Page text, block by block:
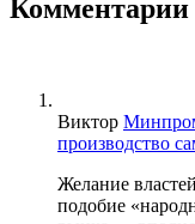
Комментарии
Виктор
производство
Желание
подобие